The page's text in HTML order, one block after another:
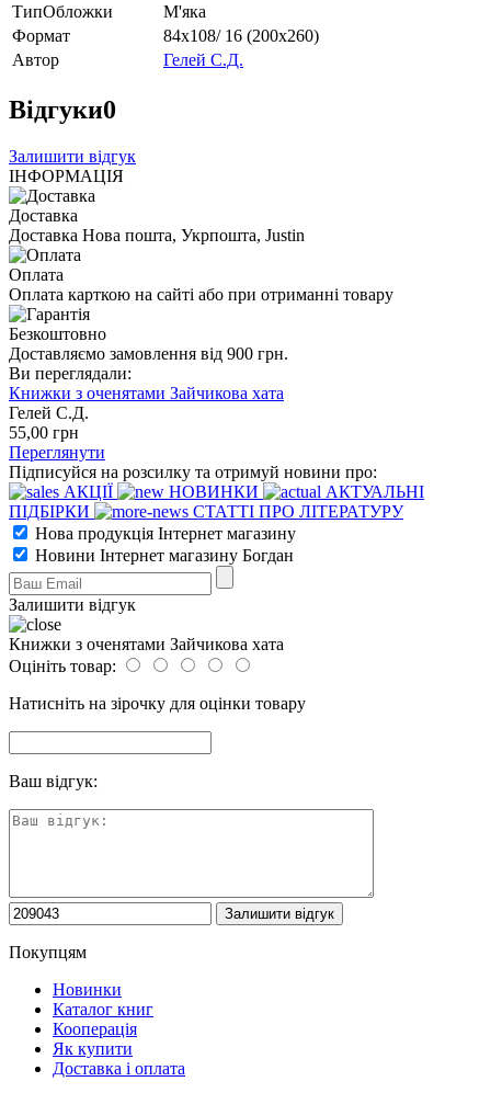
ТипОбложки
М'яка
Формат
84х108/ 16 (200х260)
Автор
Гелей С.Д.
Відгуки0
Залишити відгук
ІНФОРМАЦІЯ
Доставка
Доставка Нова пошта, Укрпошта, Justin
Оплата
Оплата карткою на сайті або при отриманні товару
Безкоштовно
Доставляємо замовлення від 900 грн.
Ви переглядали:
Книжки з оченятами Зайчикова хата
Гелей С.Д.
55,00 грн
Переглянути
Підписуйся на розсилку та отримуй новини про:
АКЦІЇ
НОВИНКИ
АКТУАЛЬНІ
ПІДБІРКИ
СТАТТІ ПРО ЛІТЕРАТУРУ
Нова продукція Інтернет магазину
Новини Інтернет магазину Богдан
Залишити відгук
Книжки з оченятами Зайчикова хата
Оцініть товар:
Натисніть на зірочку для оцінки товару
Ваш відгук:
Покупцям
Новинки
Каталог книг
Кооперація
Як купити
Доставка і оплата